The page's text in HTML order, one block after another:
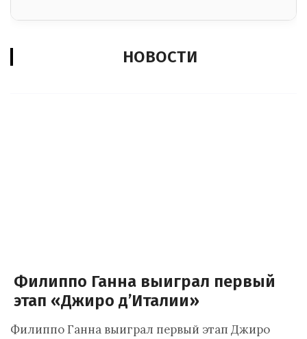
НОВОСТИ
Филиппо Ганна выиграл первый
этап «Джиро д’Италии»
Филиппо Ганна выиграл первый этап Джиро